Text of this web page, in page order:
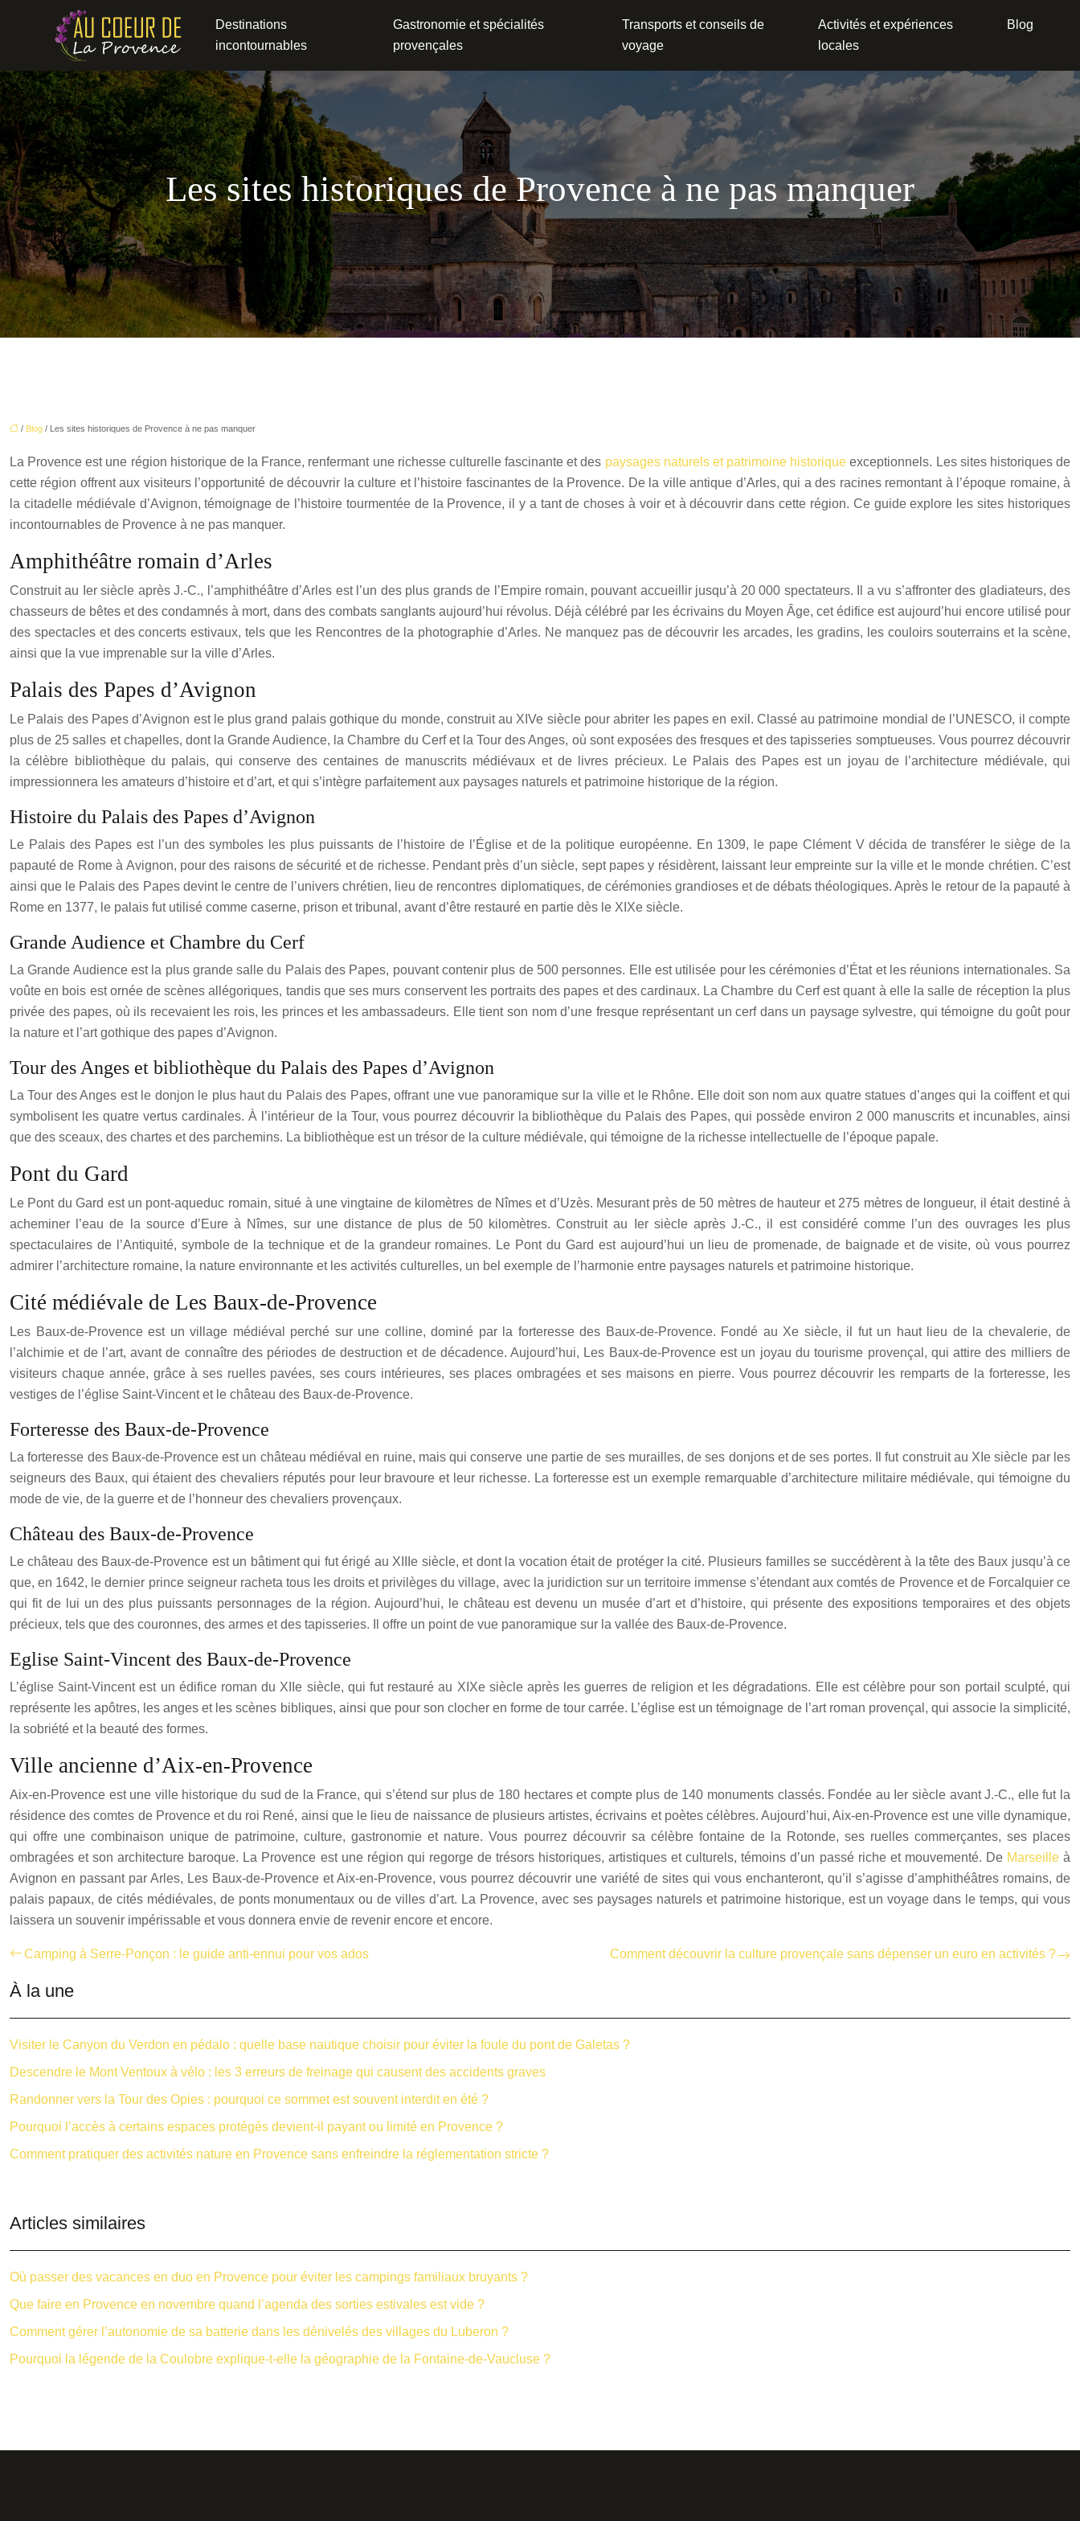
Destinations
incontournables
Gastronomie et spécialités
provençales
Transports et conseils de
voyage
Activités et expériences
locales
Blog
Les sites historiques de Provence à ne pas manquer
/ Blog / Les sites historiques de Provence à ne pas manquer
La Provence est une région historique de la France, renfermant une richesse culturelle fascinante et des paysages naturels et patrimoine historique exceptionnels. Les sites historiques de
cette région offrent aux visiteurs l’opportunité de découvrir la culture et l’histoire fascinantes de la Provence. De la ville antique d’Arles, qui a des racines remontant à l’époque romaine, à
la citadelle médiévale d’Avignon, témoignage de l’histoire tourmentée de la Provence, il y a tant de choses à voir et à découvrir dans cette région. Ce guide explore les sites historiques
incontournables de Provence à ne pas manquer.
Amphithéâtre romain d’Arles
Construit au Ier siècle après J.-C., l’amphithéâtre d’Arles est l’un des plus grands de l’Empire romain, pouvant accueillir jusqu’à 20 000 spectateurs. Il a vu s’affronter des gladiateurs, des
chasseurs de bêtes et des condamnés à mort, dans des combats sanglants aujourd’hui révolus. Déjà célébré par les écrivains du Moyen Âge, cet édifice est aujourd’hui encore utilisé pour
des spectacles et des concerts estivaux, tels que les Rencontres de la photographie d’Arles. Ne manquez pas de découvrir les arcades, les gradins, les couloirs souterrains et la scène,
ainsi que la vue imprenable sur la ville d’Arles.
Palais des Papes d’Avignon
Le Palais des Papes d’Avignon est le plus grand palais gothique du monde, construit au XIVe siècle pour abriter les papes en exil. Classé au patrimoine mondial de l’UNESCO, il compte
plus de 25 salles et chapelles, dont la Grande Audience, la Chambre du Cerf et la Tour des Anges, où sont exposées des fresques et des tapisseries somptueuses. Vous pourrez découvrir
la célèbre bibliothèque du palais, qui conserve des centaines de manuscrits médiévaux et de livres précieux. Le Palais des Papes est un joyau de l’architecture médiévale, qui
impressionnera les amateurs d’histoire et d’art, et qui s’intègre parfaitement aux paysages naturels et patrimoine historique de la région.
Histoire du Palais des Papes d’Avignon
Le Palais des Papes est l’un des symboles les plus puissants de l’histoire de l’Église et de la politique européenne. En 1309, le pape Clément V décida de transférer le siège de la
papauté de Rome à Avignon, pour des raisons de sécurité et de richesse. Pendant près d’un siècle, sept papes y résidèrent, laissant leur empreinte sur la ville et le monde chrétien. C’est
ainsi que le Palais des Papes devint le centre de l’univers chrétien, lieu de rencontres diplomatiques, de cérémonies grandioses et de débats théologiques. Après le retour de la papauté à
Rome en 1377, le palais fut utilisé comme caserne, prison et tribunal, avant d’être restauré en partie dès le XIXe siècle.
Grande Audience et Chambre du Cerf
La Grande Audience est la plus grande salle du Palais des Papes, pouvant contenir plus de 500 personnes. Elle est utilisée pour les cérémonies d’État et les réunions internationales. Sa
voûte en bois est ornée de scènes allégoriques, tandis que ses murs conservent les portraits des papes et des cardinaux. La Chambre du Cerf est quant à elle la salle de réception la plus
privée des papes, où ils recevaient les rois, les princes et les ambassadeurs. Elle tient son nom d’une fresque représentant un cerf dans un paysage sylvestre, qui témoigne du goût pour
la nature et l’art gothique des papes d’Avignon.
Tour des Anges et bibliothèque du Palais des Papes d’Avignon
La Tour des Anges est le donjon le plus haut du Palais des Papes, offrant une vue panoramique sur la ville et le Rhône. Elle doit son nom aux quatre statues d’anges qui la coiffent et qui
symbolisent les quatre vertus cardinales. À l’intérieur de la Tour, vous pourrez découvrir la bibliothèque du Palais des Papes, qui possède environ 2 000 manuscrits et incunables, ainsi
que des sceaux, des chartes et des parchemins. La bibliothèque est un trésor de la culture médiévale, qui témoigne de la richesse intellectuelle de l’époque papale.
Pont du Gard
Le Pont du Gard est un pont-aqueduc romain, situé à une vingtaine de kilomètres de Nîmes et d’Uzès. Mesurant près de 50 mètres de hauteur et 275 mètres de longueur, il était destiné à
acheminer l’eau de la source d’Eure à Nîmes, sur une distance de plus de 50 kilomètres. Construit au Ier siècle après J.-C., il est considéré comme l’un des ouvrages les plus
spectaculaires de l’Antiquité, symbole de la technique et de la grandeur romaines. Le Pont du Gard est aujourd’hui un lieu de promenade, de baignade et de visite, où vous pourrez
admirer l’architecture romaine, la nature environnante et les activités culturelles, un bel exemple de l’harmonie entre paysages naturels et patrimoine historique.
Cité médiévale de Les Baux-de-Provence
Les Baux-de-Provence est un village médiéval perché sur une colline, dominé par la forteresse des Baux-de-Provence. Fondé au Xe siècle, il fut un haut lieu de la chevalerie, de
l’alchimie et de l’art, avant de connaître des périodes de destruction et de décadence. Aujourd’hui, Les Baux-de-Provence est un joyau du tourisme provençal, qui attire des milliers de
visiteurs chaque année, grâce à ses ruelles pavées, ses cours intérieures, ses places ombragées et ses maisons en pierre. Vous pourrez découvrir les remparts de la forteresse, les
vestiges de l’église Saint-Vincent et le château des Baux-de-Provence.
Forteresse des Baux-de-Provence
La forteresse des Baux-de-Provence est un château médiéval en ruine, mais qui conserve une partie de ses murailles, de ses donjons et de ses portes. Il fut construit au XIe siècle par les
seigneurs des Baux, qui étaient des chevaliers réputés pour leur bravoure et leur richesse. La forteresse est un exemple remarquable d’architecture militaire médiévale, qui témoigne du
mode de vie, de la guerre et de l’honneur des chevaliers provençaux.
Château des Baux-de-Provence
Le château des Baux-de-Provence est un bâtiment qui fut érigé au XIIIe siècle, et dont la vocation était de protéger la cité. Plusieurs familles se succédèrent à la tête des Baux jusqu’à ce
que, en 1642, le dernier prince seigneur racheta tous les droits et privilèges du village, avec la juridiction sur un territoire immense s’étendant aux comtés de Provence et de Forcalquier ce
qui fit de lui un des plus puissants personnages de la région. Aujourd’hui, le château est devenu un musée d’art et d’histoire, qui présente des expositions temporaires et des objets
précieux, tels que des couronnes, des armes et des tapisseries. Il offre un point de vue panoramique sur la vallée des Baux-de-Provence.
Eglise Saint-Vincent des Baux-de-Provence
L’église Saint-Vincent est un édifice roman du XIIe siècle, qui fut restauré au XIXe siècle après les guerres de religion et les dégradations. Elle est célèbre pour son portail sculpté, qui
représente les apôtres, les anges et les scènes bibliques, ainsi que pour son clocher en forme de tour carrée. L’église est un témoignage de l’art roman provençal, qui associe la simplicité,
la sobriété et la beauté des formes.
Ville ancienne d’Aix-en-Provence
Aix-en-Provence est une ville historique du sud de la France, qui s’étend sur plus de 180 hectares et compte plus de 140 monuments classés. Fondée au Ier siècle avant J.-C., elle fut la
résidence des comtes de Provence et du roi René, ainsi que le lieu de naissance de plusieurs artistes, écrivains et poètes célèbres. Aujourd’hui, Aix-en-Provence est une ville dynamique,
qui offre une combinaison unique de patrimoine, culture, gastronomie et nature. Vous pourrez découvrir sa célèbre fontaine de la Rotonde, ses ruelles commerçantes, ses places
ombragées et son architecture baroque. La Provence est une région qui regorge de trésors historiques, artistiques et culturels, témoins d’un passé riche et mouvementé. De Marseilleà
Avignon en passant par Arles, Les Baux-de-Provence et Aix-en-Provence, vous pourrez découvrir une variété de sites qui vous enchanteront, qu’il s’agisse d’amphithéâtres romains, de
palais papaux, de cités médiévales, de ponts monumentaux ou de villes d’art. La Provence, avec ses paysages naturels et patrimoine historique, est un voyage dans le temps, qui vous
laissera un souvenir impérissable et vous donnera envie de revenir encore et encore.
Camping à Serre-Ponçon : le guide anti-ennui pour vos ados Comment découvrir la culture provençale sans dépenser un euro en activités ?
À la une
Visiter le Canyon du Verdon en pédalo : quelle base nautique choisir pour éviter la foule du pont de Galetas ?
Descendre le Mont Ventoux à vélo : les 3 erreurs de freinage qui causent des accidents graves
Randonner vers la Tour des Opies : pourquoi ce sommet est souvent interdit en été ?
Pourquoi l’accès à certains espaces protégés devient-il payant ou limité en Provence ?
Comment pratiquer des activités nature en Provence sans enfreindre la réglementation stricte ?
Articles similaires
Où passer des vacances en duo en Provence pour éviter les campings familiaux bruyants ?
Que faire en Provence en novembre quand l’agenda des sorties estivales est vide ?
Comment gérer l’autonomie de sa batterie dans les dénivelés des villages du Luberon ?
Pourquoi la légende de la Coulobre explique-t-elle la géographie de la Fontaine-de-Vaucluse ?